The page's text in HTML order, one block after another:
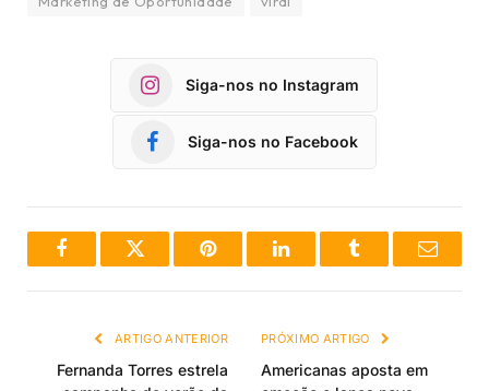
Siga-nos no Instagram
Siga-nos no Facebook
FacebookTwitter Pinterest LinkedInTumblr Email
ARTIGO ANTERIOR
Fernanda Torres estrela
PRÓXIMO ARTIGO
Americanas aposta em